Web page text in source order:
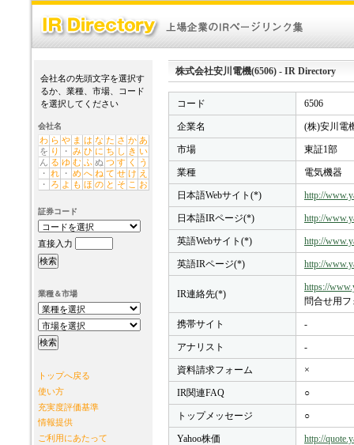
会社名の先頭文字を選択す
るか、業種、市場、コード
を選択してください
会社名
わ ら や ま は な た さ か あ
を り ・ み ひ に ち し き い
ん る ゆ む ふ ぬ つ す く
う
・ れ ・ め へ ね て せ け え
・
ろ よ も ほ の と そ こ お
証券コード
直接入力
業種＆市場
トップへ戻る
使い方
充実度評価基準
情報提供
ご利用にあたって
株式会社安川電機(6506) - IR Directory
コード 6506
企業名 (株)安川電
市場 東証1部
業種 電気機器
日本語Webサイト(*) http://
日本語IRページ(*) http://
英語Webサイト(*) http://
英語IRページ(*) http://
IR連絡先(*)
https://
問合せ用
携帯サイト -
アナリスト -
資料請求フォーム ×
IR関連FAQ ○
トップメッセージ ○
Yahoo株価 http://